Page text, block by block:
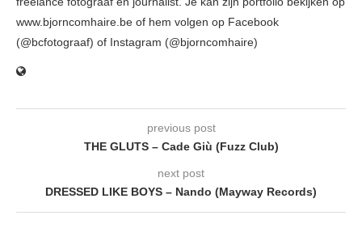
www.bjorncomhaire.be of hem volgen op Facebook
(@bcfotograaf) of Instagram (@bjorncomhaire)
previous post
THE GLUTS – Cade Giù (Fuzz Club)
next post
DRESSED LIKE BOYS – Nando (Mayway Records)